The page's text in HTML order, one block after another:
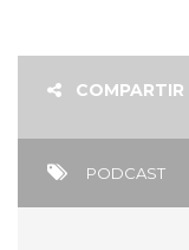
COMPARTIR
PODCAST